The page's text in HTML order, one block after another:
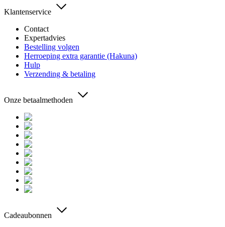
Klantenservice
Contact
Expertadvies
Bestelling volgen
Herroeping extra garantie (Hakuna)
Hulp
Verzending & betaling
Onze betaalmethoden
Cadeaubonnen